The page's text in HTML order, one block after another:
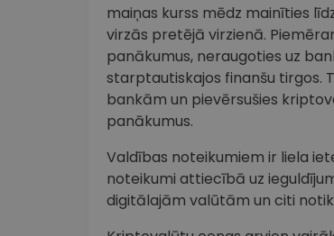
maiņas kurss mēdz mainīties
virzās pretējā virzienā.
panākumus, neraugoties uz
starptautiskajos finanšu tirgos.
bankām un pievērsušies
panākumus.
Valdības noteikumiem ir liela
noteikumi attiecībā uz
digitālajām valūtām un citi